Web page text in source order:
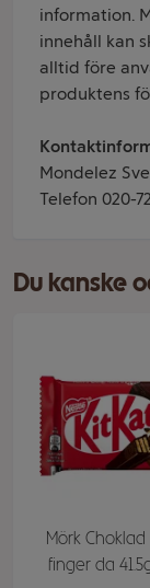
information.
innehåll kan
alltid före
produktens
Mondelez
Telefon 020-
Du kanske
Mörk Choklad
finger da